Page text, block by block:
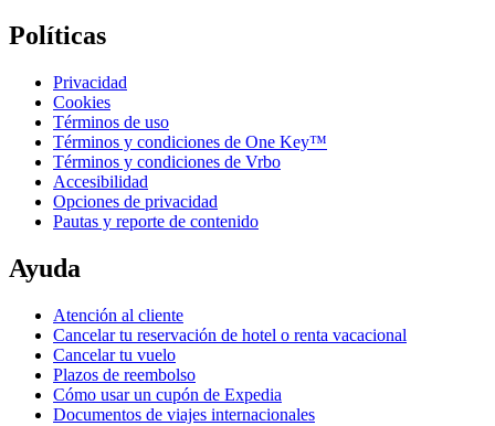
Políticas
Privacidad
Cookies
Términos de uso
Términos y condiciones de One Key™
Términos y condiciones de Vrbo
Accesibilidad
Opciones de privacidad
Pautas y reporte de contenido
Ayuda
Atención al cliente
Cancelar tu reservación de hotel o renta vacacional
Cancelar tu vuelo
Plazos de reembolso
Cómo usar un cupón de Expedia
Documentos de viajes internacionales